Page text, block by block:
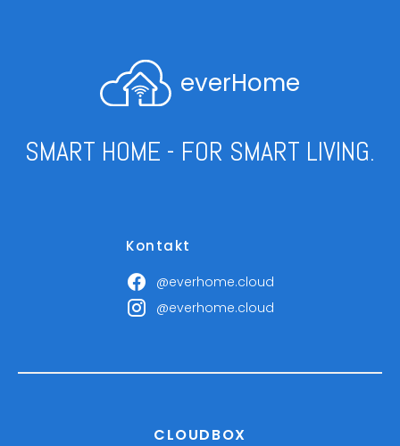
everHome
SMART HOME - FOR SMART LIVING.
Kontakt
@everhome.cloud
@everhome.cloud
CLOUDBOX